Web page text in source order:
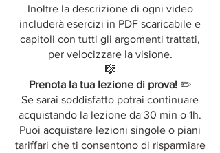
Inoltre la descrizione di ogni video
includerà esercizi in PDF scaricabile e
capitoli con tutti gli argomenti trattati,
per velocizzare la visione.
🎼
Prenota la tua lezione di prova!✏️
Se sarai soddisfatto potrai continuare
acquistando la lezione da 30 min o 1h.
Puoi acquistare lezioni singole o piani
tariffari che ti consentono di risparmiare